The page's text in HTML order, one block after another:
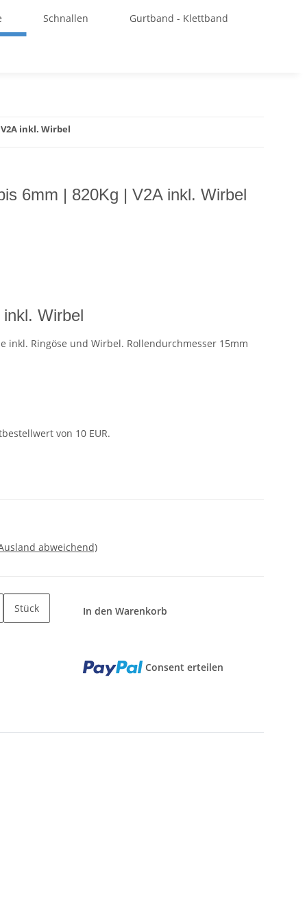
Schnallen Gurtband - Klettband
inkl. Wirbel
6mm | 820Kg | V2A inkl. Wirbel
Wirbel
inkl. Ringöse und Wirbel. Rollendurchmesser 15mm
von 10 EUR.
abweichend)
Stück In den Warenkorb
Consent erteilen